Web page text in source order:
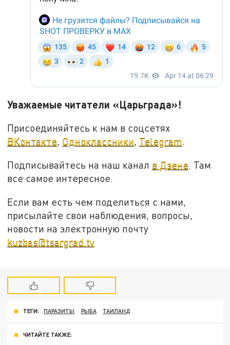
Уважаемые читатели «Царьграда»!
Присоединяйтесь к нам в соцсетях
ВКонтакте, Одноклассники, Telegram.
Подписывайтесь на наш канал в Дзене. Там
все самое интересное.
Если вам есть чем поделиться с нами,
присылайте свои наблюдения, вопросы,
новости на электронную почту
kuzbas@tsargrad.tv
ТЕГИ: ПАРАЗИТЫ РЫБА ТАИЛАНД
ЧИТАЙТЕ ТАКЖЕ: